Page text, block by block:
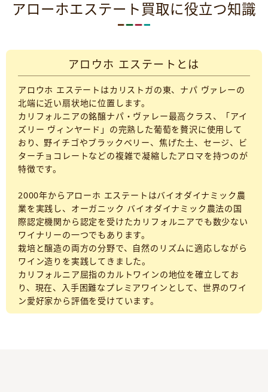
アローホエステート買取に役立つ知識
アロウホ エステートとは
アロウホ エステートはカリストガの東、ナパ ヴァレーの
北端に近い扇状地に位置します。
カリフォルニアの銘醸ナパ・ヴァレー最高クラス、「アイ
ズリー ヴィンヤード」の完熟した葡萄を贅沢に使用して
おり、野イチゴやブラックベリー、焦げた土、セージ、ビ
ターチョコレートなどの複雑で凝縮したアロマを持つのが
特徴です。
2000年からアローホ エステートはバイオダイナミック農
業を実践し、オーガニック バイオダイナミック農法の国
際認定機関から認定を受けたカリフォルニアでも数少ない
ワイナリーの一つでもあります。
栽培と醸造の両方の分野で、自然のリズムに適応しながら
ワイン造りを実践してきました。
カリフォルニア屈指のカルトワインの地位を確立してお
り、現在、入手困難なプレミアワインとして、世界のワイ
ン愛好家から評価を受けています。